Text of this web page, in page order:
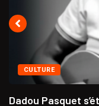
CULTURE
Dadou Pasquet